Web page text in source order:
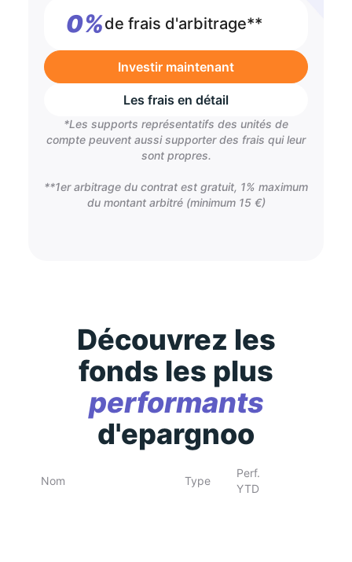
0%de frais d'arbitrage**
Investir maintenant
Les frais en détail
*Les supports représentatifs des unités de
compte peuvent aussi supporter des frais qui leur
sont propres.
**1er arbitrage du contrat est gratuit, 1% maximum
du montant arbitré (minimum 15 €)
Découvrez les
fonds les plus
performants
d'epargnoo
Nom Type
Perf.
YTD